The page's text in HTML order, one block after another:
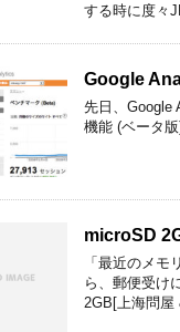
する時に度々
Google
先日、Google
機能 (ベータ
microSD
「最近のメ
ら、郵便受け
2GB[上海問